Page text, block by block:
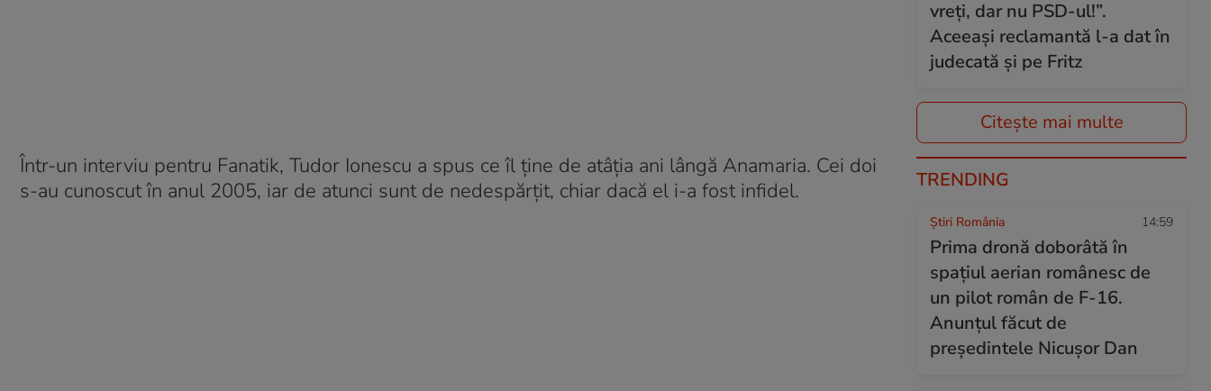
Într-un interviu pentru Fanatik, Tudor Ionescu a spus ce îl ține de atâția ani lângă Anamaria. Cei doi
s-au cunoscut în anul 2005, iar de atunci sunt de nedespărțit, chiar dacă el i-a fost infidel.
vreți, dar nu PSD-ul!”.
Aceeași reclamantă l-a dat în
judecată și pe Fritz
Citește mai multe
TRENDING
Știri România 14:59
Prima dronă doborâtă în
spațiul aerian românesc de
un pilot român de F-16.
Anunțul făcut de
președintele Nicușor Dan